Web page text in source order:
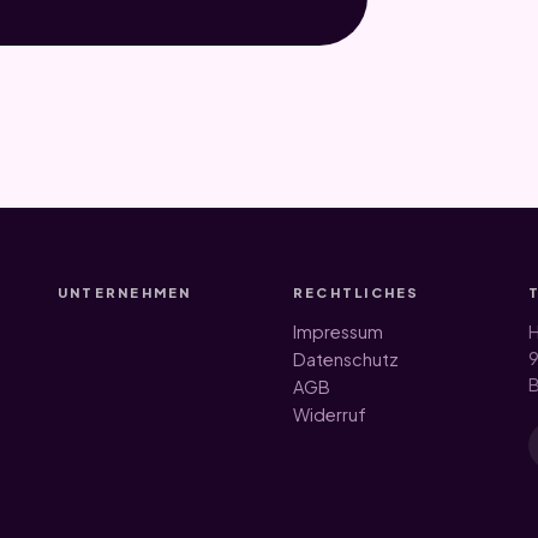
UNTERNEHMEN RECHTLICHES
Impressum
Datenschutz
AGB
Widerruf